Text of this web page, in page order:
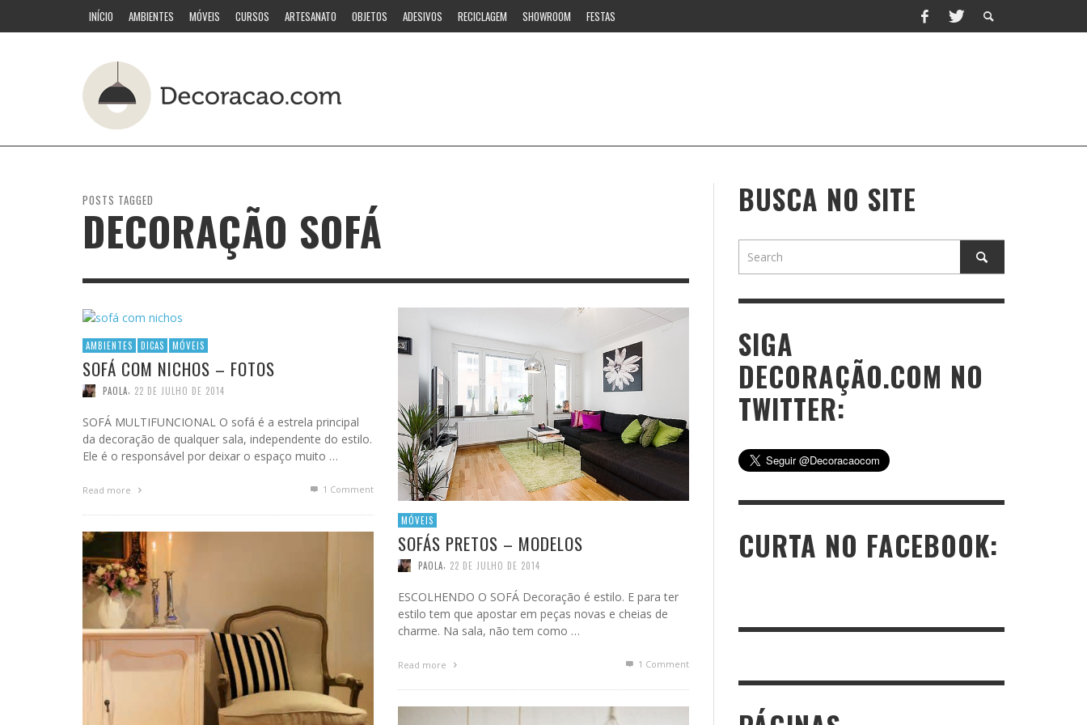
INÍCIO AMBIENTES MÓVEIS CURSOS ARTESANATO OBJETOS ADESIVOS RECICLAGEM SHOWROOM FESTAS
POSTS TAGGED
DECORAÇÃO SOFÁ
AMBIENTES DICAS MÓVEIS
SOFÁ COM NICHOS – FOTOS
PAOLA 22 DE JULHO DE 2014
SOFÁ MULTIFUNCIONAL O sofá é a estrela principal
da decoração de qualquer sala, independente do estilo.
Ele é o responsável por deixar o espaço muito …
Read more 1 Comment
MÓVEIS
SOFÁS PRETOS – MODELOS
PAOLA 22 DE JULHO DE 2014
ESCOLHENDO O SOFÁ Decoração é estilo. E para ter
estilo tem que apostar em peças novas e cheias de
charme. Na sala, não tem como …
Read more 1 Comment
BUSCA NO SITE
SIGA
DECORAÇÃO.COM NO
TWITTER:
CURTA NO FACEBOOK: